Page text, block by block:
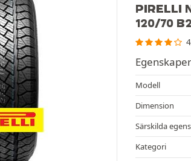
PIRELLI
120/70
Pirelli
Egenskaper
Modell
Dimension
Särskilda
Kategori